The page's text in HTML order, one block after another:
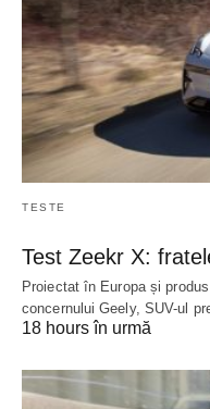
TESTE
Test Zeekr X:
Proiectat în Europa și
concernului Geely, SUV-ul
18 hours în urmă